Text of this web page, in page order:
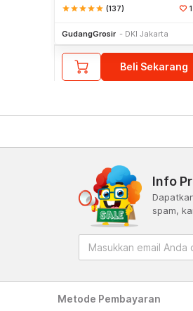
starstarstarstarstar (137)
GudangGrosir DKI Jakarta
Beli Sekarang
Info
spam,
Metode Pembayaran